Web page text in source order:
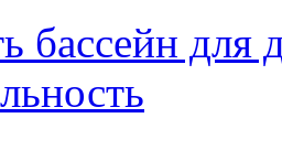
бассейн для